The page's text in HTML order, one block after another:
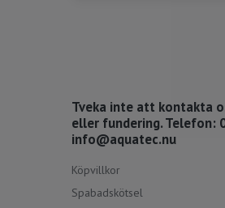
Tveka inte att kontakta
eller fundering. Telefon:
info@aquatec.nu
Köpvillkor
Spabadskötsel